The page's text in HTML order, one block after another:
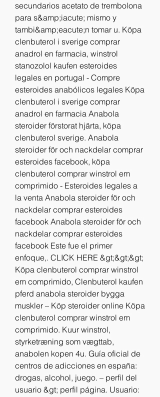
secundarios acetato de trembolona
para s&amp;iacute; mismo y
tambi&amp;eacute;n tomar u. Köpa
clenbuterol i sverige comprar
anadrol en farmacia, winstrol
stanozolol kaufen esteroides
legales en portugal - Compre
esteroides anabólicos legales Köpa
clenbuterol i sverige comprar
anadrol en farmacia Anabola
steroider förstorat hjärta, köpa
clenbuterol sverige. Anabola
steroider för och nackdelar comprar
esteroides facebook, köpa
clenbuterol comprar winstrol em
comprimido - Esteroides legales a
la venta Anabola steroider för och
nackdelar comprar esteroides
facebook Anabola steroider för och
nackdelar comprar esteroides
facebook Este fue el primer
enfoque,. CLICK HERE &gt;&gt;&gt;
Köpa clenbuterol comprar winstrol
em comprimido, Clenbuterol kaufen
pferd anabola steroider bygga
muskler – Köp steroider online Köpa
clenbuterol comprar winstrol em
comprimido. Kuur winstrol,
styrketræning som vægttab,
anabolen kopen 4u. Guía oficial de
centros de adicciones en españa:
drogas, alcohol, juego. – perfil del
usuario &gt; perfil página. Usuario: